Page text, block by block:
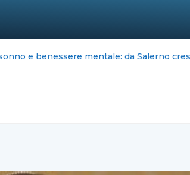
nominati i nuovi commissari cittadini